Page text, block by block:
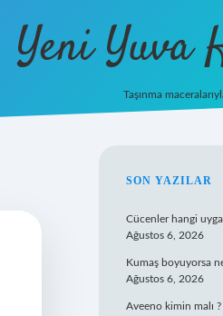
Yeni Yuva
Taşınma
SON YAZILAR
Cücenler hangi
Ağustos 6, 2026
Kumaş boyuyorsa
Ağustos 6, 2026
Aveeno kimin malı ?